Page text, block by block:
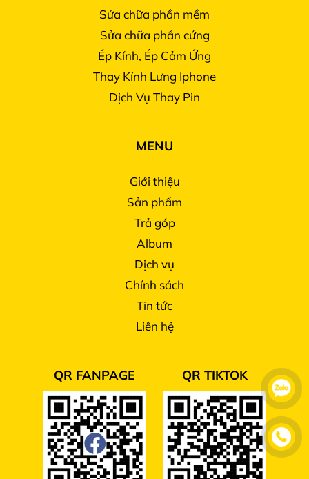
Sửa chữa phần mềm
Sửa chữa phần cứng
Ép Kính, Ép Cảm Ứng
Thay Kính Lưng Iphone
Dịch Vụ Thay Pin
MENU
Giới thiệu
Sản phẩm
Trả góp
Album
Dịch vụ
Chính sách
Tin tức
Liên hệ
QR FANPAGE QR TIKTOK